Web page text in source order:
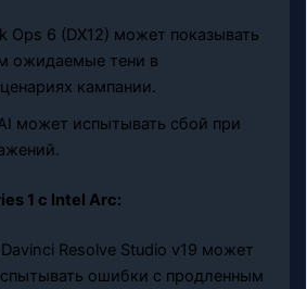
Ops 6 (DX12) может показывать
ожидаемые тени в
кампании.
может испытывать сбой при
1 с Intel Arc:
Resolve Studio v19 может
ошибки с продленным